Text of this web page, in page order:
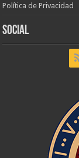
Política de Privacidad
Social